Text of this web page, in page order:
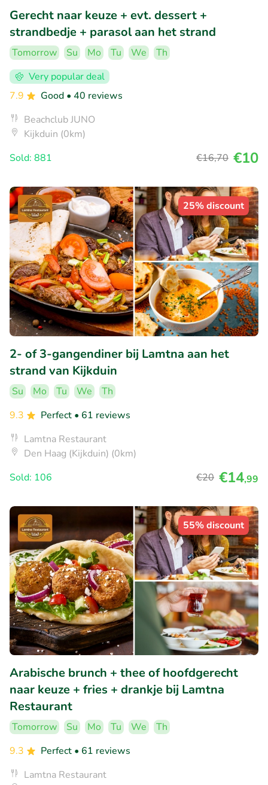
Gerecht naar keuze + evt. dessert +
strandbedje + parasol aan het strand
Tomorrow Su Mo Tu We
Th
Very popular deal
7.9
Good • 40 reviews
Beachclub JUNO
Kijkduin (0km)
Sold: 881
€16,70 €10
25% discount
2- of 3-gangendiner bij Lamtna aan het
strand van Kijkduin
Su Mo Tu We
Th
9.3
Perfect • 61 reviews
Lamtna Restaurant
Den Haag (Kijkduin) (0km)
Sold: 106
€20 €14,99
55% discount
Arabische brunch + thee of hoofdgerecht
naar keuze + fries + drankje bij Lamtna
Restaurant
Tomorrow Su Mo Tu We
Th
9.3
Perfect • 61 reviews
Lamtna Restaurant